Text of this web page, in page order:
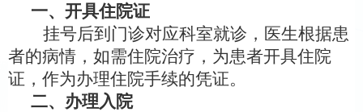
一、开具住院证
挂号后到 门诊对应科室就诊， 医生根据患
者的病情，如需住院治疗 ， 为患者开具住院
证， 作为办理住院手续的凭证。
二、办理入院